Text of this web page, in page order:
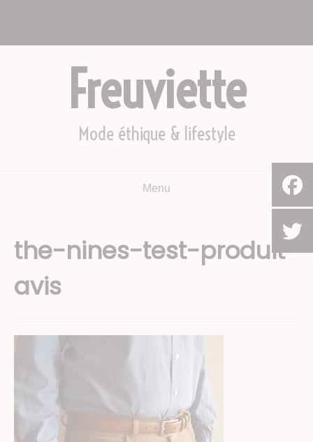
Freuviette
Mode éthique & lifestyle
Menu
the-nines-test-produit-
avis